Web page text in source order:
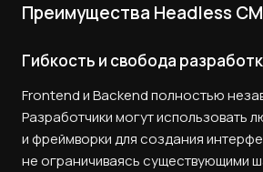
Преимущества Headless
Гибкость и свобода
Frontend и Backend полностью
Разработчики могут использовать
и фреймворки для создания
не ограничиваясь существующими